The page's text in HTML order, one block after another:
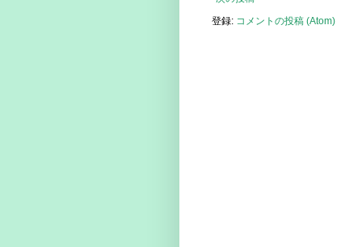
登録: コメントの投稿 (Atom)